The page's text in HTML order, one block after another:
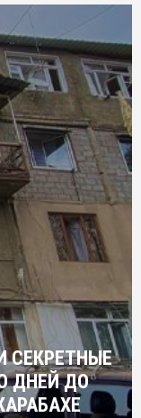
СЕКРЕТНЫЕ
ДНЕЙ ДО